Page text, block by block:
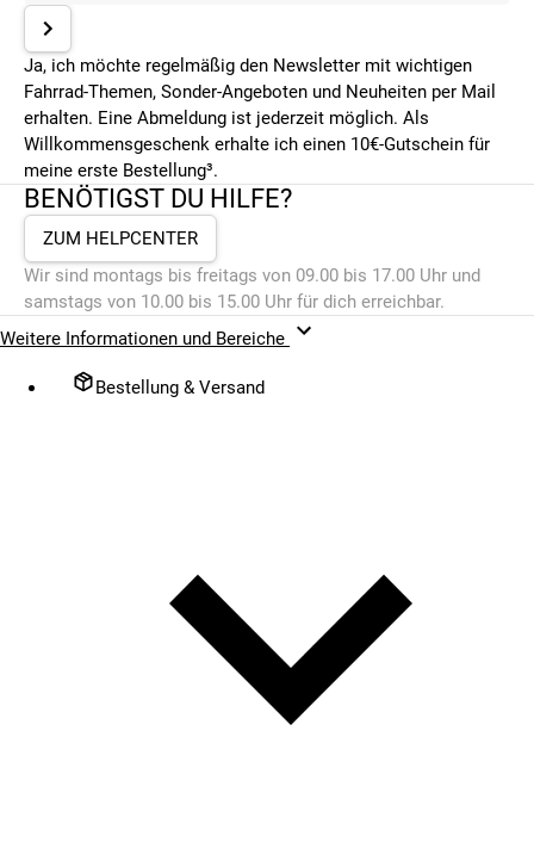
Ja, ich möchte regelmäßig den Newsletter mit wichtigen
Fahrrad-Themen, Sonder-Angeboten und Neuheiten per Mail
erhalten. Eine Abmeldung ist jederzeit möglich. Als
Willkommensgeschenk erhalte ich einen 10€-Gutschein für
meine erste Bestellung³.
BENÖTIGST DU HILFE?
ZUM HELPCENTER
Wir sind montags bis freitags von 09.00 bis 17.00 Uhr und
samstags von 10.00 bis 15.00 Uhr für dich erreichbar.
Weitere Informationen und Bereiche
Bestellung & Versand